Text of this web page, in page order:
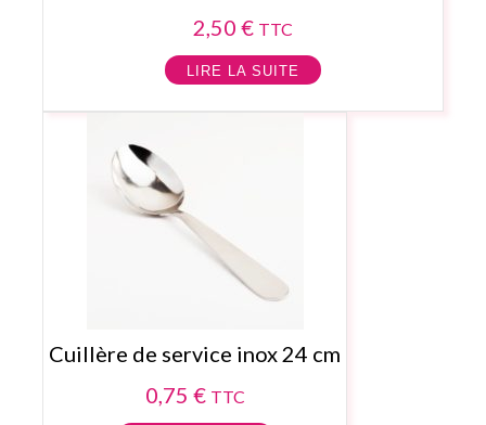
2,50 € TTC
LIRE LA SUITE
Cuillère de service inox 24 cm
0,75 € TTC